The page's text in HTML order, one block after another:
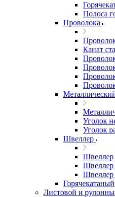
Полоса
Проволока
Канат
Уголок
Уголок
Швеллер
Швеллер
Швеллер
Швеллер
Листовой и